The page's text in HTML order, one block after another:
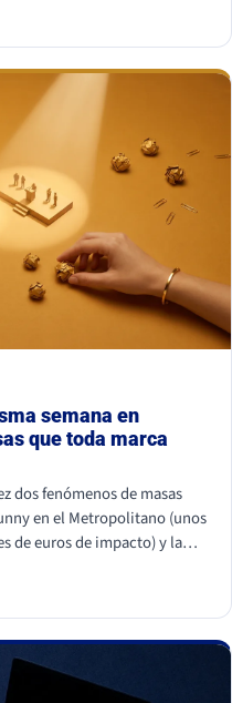
titular y sans serif para
es juntar dos fuentes
el choque aunque no sepa
semana en
que toda marca
dos fenómenos de masas
en el Metropolitano (unos
de euros de impacto) y la
mismo motor: necesidades
comunidad y
enseñan lo mismo: la
y se respeta, y entrar